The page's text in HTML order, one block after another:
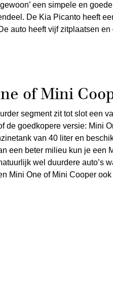
een simpele en
De Kia Picanto heeft
auto heeft vijf zitplaatsen
of Mini
segment zit tot slot een
de goedkopere versie: Mini
van 40 liter en
een beter milieu kun je een
wel duurdere auto’s
Mini One of Mini Cooper